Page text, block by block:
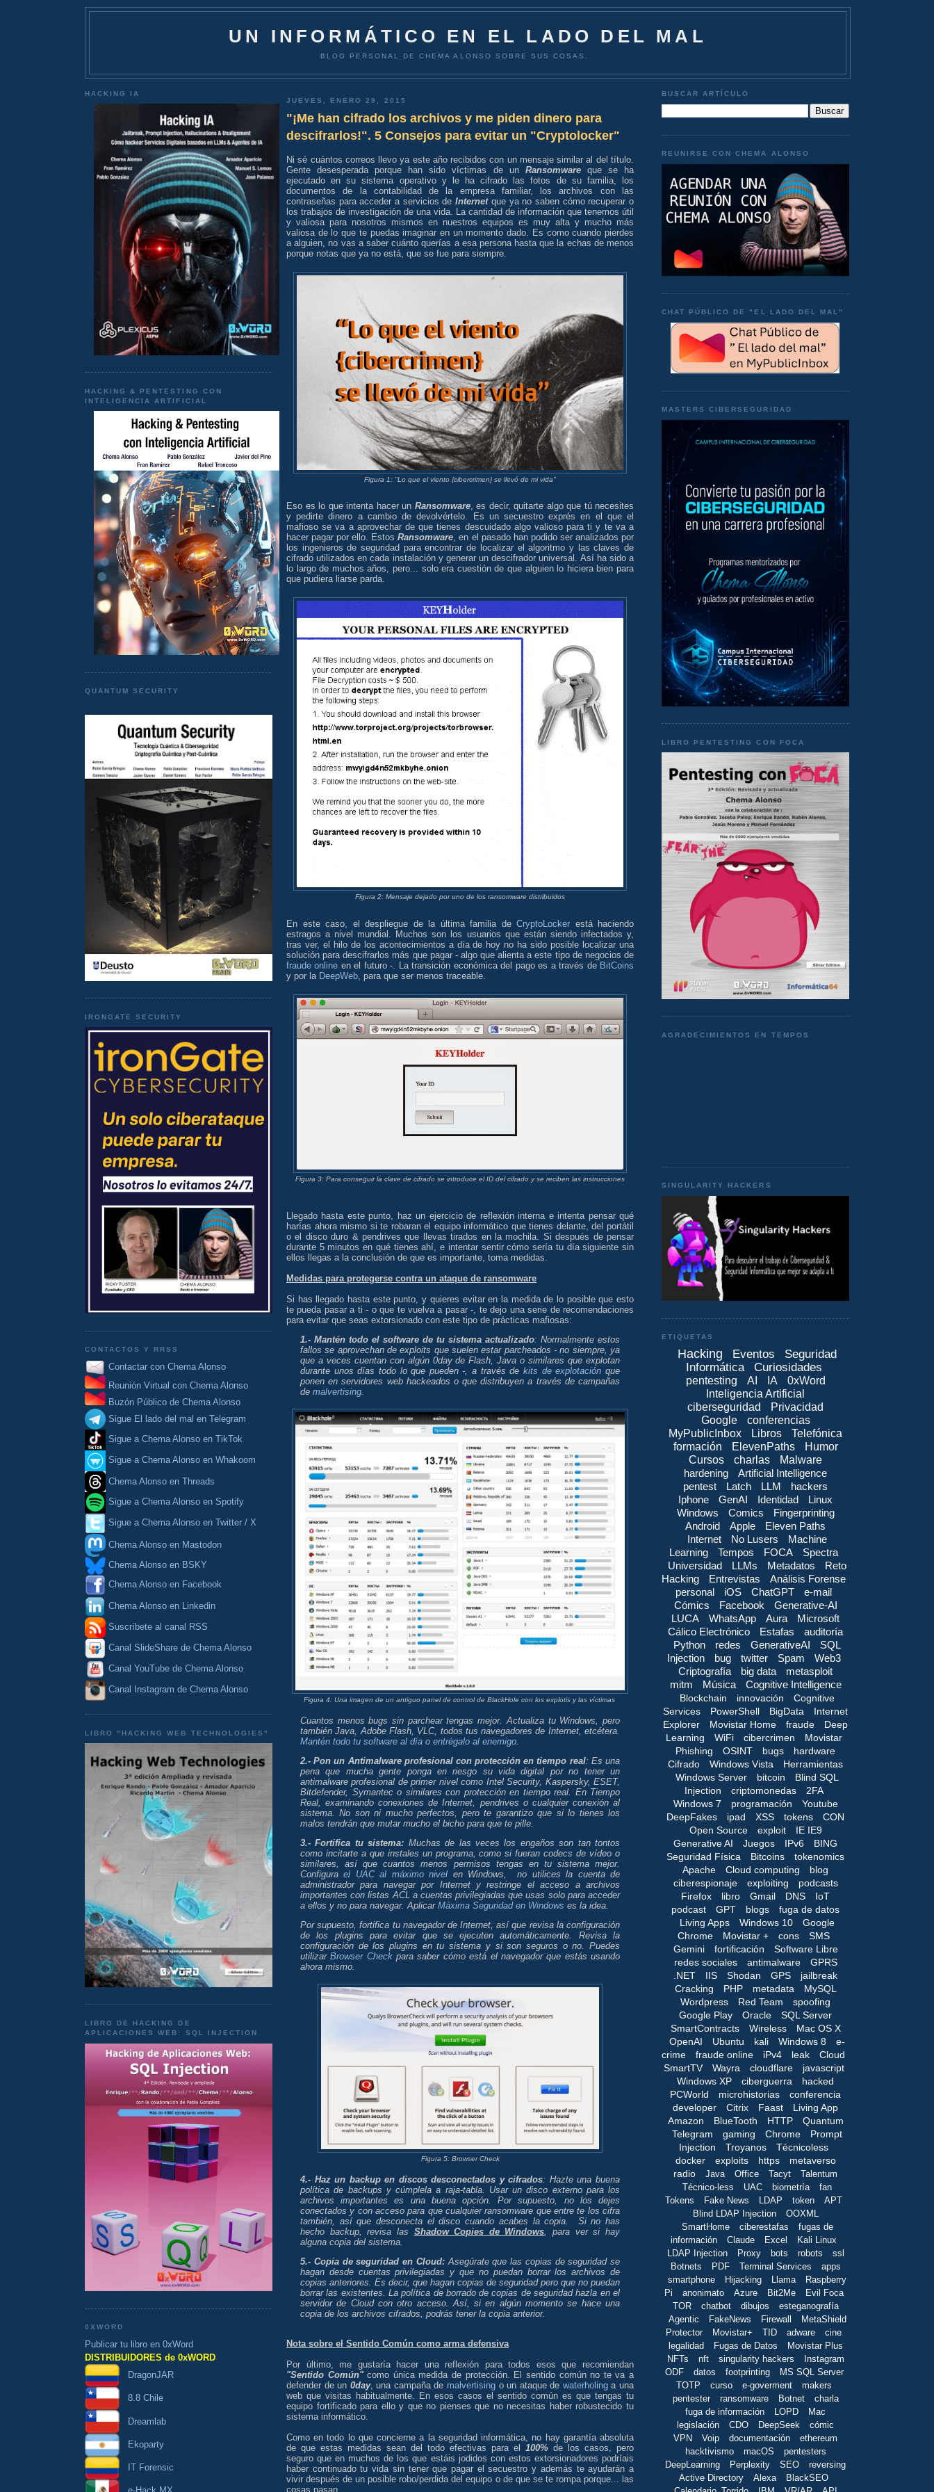
UN INFORMÁTICO EN EL LADO DEL MAL
BLOG PERSONAL DE CHEMA ALONSO SOBRE SUS COSAS.
HACKING IA
HACKING & PENTESTING CON
INTELIGENCIA ARTIFICIAL
QUANTUM SECURITY
IRONGATE SECURITY
CONTACTOS Y RRSS
Contactar con Chema Alonso
Reunión Virtual con Chema Alonso
Buzón Público de Chema Alonso
Sigue El lado del mal en Telegram
Sigue a Chema Alonso en TikTok
Sigue a Chema Alonso en Whakoom
Chema Alonso en Threads
Sigue a Chema Alonso en Spotify
Sigue a Chema Alonso en Twitter / X
Chema Alonso en Mastodon
Chema Alonso en BSKY
Chema Alonso en Facebook
Chema Alonso en Linkedin
Suscríbete al canal RSS
Canal SlideShare de Chema Alonso
Canal YouTube de Chema Alonso
Canal Instagram de Chema Alonso
LIBRO "HACKING WEB TECHNOLOGIES"
LIBRO DE HACKING DE
APLICACIONES WEB: SQL INJECTION
0XWORD
Publicar tu libro en 0xWord
DISTRIBUIDORES de 0xWORD
DragonJAR
8.8 Chile
Dreamlab
Ekoparty
IT Forensic
JUEVES, ENERO 29, 2015
"¡Me han cifrado los archivos y me piden dinero para
descifrarlos!". 5 Consejos para evitar un "Cryptolocker"
Ni sé cuántos correos llevo ya este año recibidos con un mensaje similar al del título.
Gente desesperada porque han sido víctimas de un Ransomwareque se ha
ejecutado en su sistema operativo y le ha cifrado las fotos de su familia, los
documentos de la contabilidad de la empresa familiar, los archivos con las
contraseñas para acceder a servicios deInternetque ya no saben cómo recuperar o
los trabajos de investigación de una vida. La cantidad de información que tenemos útil
y valiosa para nosotros mismos en nuestros equipos es muy alta y mucho más
valiosa de lo que te puedas imaginar en un momento dado. Es como cuando pierdes
a alguien, no vas a saber cuánto querías a esa persona hasta que la echas de menos
porque notas que ya no está, que se fue para siempre.
Figura 1: "Lo que el viento {cibercrimen} se llevó de mi vida"
Eso es lo que intenta hacer un Ransomware, es decir, quitarte algo que tú necesites
y pedirte dinero a cambio de devolvértelo. Es un secuestro exprés en el que el
mafioso se va a aprovechar de que tienes descuidado algo valioso para ti y te va a
hacer pagar por ello. EstosRansomware, en el pasado han podido ser analizados por
los ingenieros de seguridad para encontrar de localizar el algoritmo y las claves de
cifrado utilizados en cada instalación y generar un descifrador universal. Así ha sido a
lo largo de muchos años, pero... solo era cuestión de que alguien lo hiciera bien para
que pudiera liarse parda.
Figura 2: Mensaje dejado por uno de los ransomware distribuidos
En este caso, el despliegue de la última familia de CryptoLocker está haciendo
estragos a nivel mundial. Muchos son los usuarios que están siendo infectados y,
tras ver, el hilo de los acontecimientos a día de hoy no ha sido posible localizar una
solución para descifrarlos más que pagar - algo que alienta a este tipo de negocios de
fraude online en el futuro -. La transición económica del pago es a través de BitCoins
y por la DeepWeb , para que ser menos traceable.
Figura 3: Para conseguir la clave de cifrado se introduce el ID del cifrado y se reciben las instrucciones
Llegado hasta este punto, haz un ejercicio de reflexión interna e intenta pensar qué
harías ahora mismo si te robaran el equipo informático que tienes delante, del portátil
o el disco duro & pendrives que llevas tirados en la mochila. Si después de pensar
durante 5 minutos en qué tienes ahí, e intentar sentir cómo sería tu día siguiente sin
ellos llegas a la conclusión de que es importante, toma medidas.
Medidas para protegerse contra un ataque de ransomware
Si has llegado hasta este punto, y quieres evitar en la medida de lo posible que esto
te pueda pasar a ti - o que te vuelva a pasar -, te dejo una serie de recomendaciones
para evitar que seas extorsionado con este tipo de prácticas mafiosas:
1.- Mantén todo el software de tu sistema actualizado: Normalmente estos
fallos se aprovechan de exploits que suelen estar parcheados - no siempre, ya
que a veces cuentan con algún 0day de Flash, Java o similares que explotan
durante unos días todo lo que pueden -, a través dekits de explotación que
ponen en servidores web hackeados o que distribuyen a través de campañas
de malvertising.
Figura 4: Una imagen de un antiguo panel de control de BlackHole con los explotis y las víctimas
Cuantos menos bugs sin parchear tengas mejor. Actualiza tu Windows, pero
también Java, Adobe Flash, VLC, todos tus navegadores de Internet, etcétera.
Mantén todo tu software al día o entrégalo al enemigo.
2.- Pon un Antimalware profesional con protección en tiempo real: Es una
pena que mucha gente ponga en riesgo su vida digital por no tener un
antimalware profesional de primer nivel como Intel Security, Kaspersky, ESET,
Bitdefender, Symantec o similares con protección en tiempo real. En Tiempo
Real, examinando conexiones de Internet, pendrives o cualquier conexión al
sistema. No son ni mucho perfectos, pero te garantizo que si lo tienes los
malos tendrán que mutar mucho el bicho para que te pille.
3.- Fortifica tu sistema: Muchas de las veces los engaños son tan tontos
como incitarte a que instales un programa, como si fueran codecs de vídeo o
similares, así que cuantos menos permisos tengas en tu sistema mejor.
Configurael UAC al máximo nivel en Windows, no utilices la cuenta de
administrador para navegar por Internet y restringe el acceso a archivos
importantes con listas ACL a cuentas privilegiadas que usas solo para acceder
a ellos y no para navegar. Aplicar Máxima Seguridad en Windows es la idea.
Por supuesto, fortifica tu navegador de Internet, así que revisa la configuración
de los plugins para evitar que se ejecuten automáticamente. Revisa la
configuración de los plugins en tu sistema y si son seguros o no. Puedes
utilizarBrowser Checkpara saber cómo está el navegador que estás usando
ahora mismo.
Figura 5: Browser Check
4.- Haz un backup en discos desconectados y cifrados: Hazte una buena
política de backups y cúmplela a raja-tabla. Usar un disco externo para los
archivos importantes es una buena opción. Por supuesto, no los dejes
conectados y con acceso para que cualquier ransomware que entre te los cifra
también, así que desconecta el disco cuando acabes la copia.
Si no has
hecho backup, revisa las Shadow Copies de Windows, para ver si hay
alguna copia del sistema.
5.- Copia de seguridad en Cloud:Asegúrate que las copias de seguridad se
hagan desde cuentas privilegiadas y que no puedan borrar los archivos de
copias anteriores. Es decir, que hagan copias de seguridad pero que no puedan
borrar las existentes. La política de borrado de copias de seguridad hazla en el
servidor de Cloud con otro acceso. Así, si en algún momento se hace una
copia de los archivos cifrados, podrás tener la copia anterior.
Nota sobre el Sentido Común como arma defensiva
Por último, me gustaría hacer una reflexión para todos esos que recomiendan
"Sentido Común"como única medida de protección. El sentido común no te va a
defender de un 0day, una campaña de malvertising o un ataque de waterholinga una
web que visitas habitualmente. En esos casos el sentido común es que tengas tu
equipo fortificado para ello y que no pienses que no necesitas haber robustecido tu
sistema informático.
Como en todo lo que concierne a la seguridad informática, no hay garantía absoluta
de que estas medidas sean del todo efectivas para el 100% de los casos, pero
seguro que en muchos de los que estáis jodidos con estos extorsionadores podríais
haber continuado tu vida sin tener que pagar el secuestro y además te ayudarán a
vivir después de un posible robo/perdida del equipo o de que se te rompa porque... las
cosas pasan.
BUSCAR ARTÍCULO
REUNIRSE CON CHEMA ALONSO
CHAT PÚBLICO DE "EL LADO DEL MAL"
MASTERS CIBERSEGURIDAD
LIBRO PENTESTING CON FOCA
AGRADECIMIENTOS EN TEMPOS
SINGULARITY HACKERS
ETIQUETAS
Hacking Eventos
Seguridad
Informática
Curiosidades
pentesting AI IA
0xWord
Inteligencia Artificial
ciberseguridad
Privacidad
Google
conferencias
MyPublicInbox
Libros
Telefónica
formación
ElevenPaths
Humor
Cursos
charlas
Malware
hardening
Artificial Intelligence
pentest
Latch LLM
hackers
Iphone
GenAI Identidad
Linux
Windows
Comics
Fingerprinting
Android
Apple
Eleven Paths
Internet
No Lusers
Machine
Learning
Tempos FOCA
Spectra
Universidad
LLMs Metadatos
Reto
Hacking
Entrevistas
Análisis Forense
personal
iOS ChatGPT
e-mail
Cómics
Facebook
Generative-AI
LUCA
WhatsApp Aura
Microsoft
Cálico Electrónico
Estafas
auditoría
Python
redes GenerativeAI
SQL
Injection
bug twitter Spam
Web3
Criptografía
big data
metasploit
mitm
Música Cognitive Intelligence
Blockchain innovación
Cognitive
Services
PowerShell BigData
Internet
Explorer
Movistar Home fraude
Deep
Learning
WiFi cibercrimen
Movistar
Phishing
OSINT bugs
hardware
Cifrado
Windows Vista
Herramientas
Windows Server
bitcoin
Blind SQL
Injection
criptomonedas
2FA
Windows 7
programación
Youtube
DeepFakes
ipad XSS tokens
CON
Open Source
exploit
IE IE9
Generative AI
Juegos IPv6
BING
Seguridad Física
Bitcoins
tokenomics
Apache
Cloud computing
blog
ciberespionaje
exploiting
podcasts
Firefox
libro Gmail DNS
IoT
podcast
GPT blogs
fuga de datos
Living Apps
Windows 10
Google
Chrome
Movistar + cons
SMS
Gemini
fortificación
Software Libre
redes sociales
antimalware
GPRS
.NET
IIS Shodan GPS
jailbreak
Cracking
PHP metadata
MySQL
Wordpress
Red Team
spoofing
Google Play
Oracle
SQL Server
SmartContracts
Wireless
Mac OS X
OpenAI
Ubuntu kali Windows 8
e-
crime
fraude online iPv4 leak
Cloud
SmartTV
Wayra cloudflare
javascript
Windows XP
ciberguerra
hacked
PCWorld
microhistorias
conferencia
developer
Citrix Faast
Living App
Amazon
BlueTooth HTTP
Quantum
Telegram
gaming Chrome
Prompt
Injection
Troyanos
Técnicoless
docker
exploits https
metaverso
radio
Java Office Tacyt
Talentum
Técnico-less
UAC biometría
fan
Tokens
Fake News LDAP token
APT
Blind LDAP Injection
OOXML
SmartHome
ciberestafas
fugas de
información
Claude Excel
Kali Linux
LDAP Injection
Proxy bots robots
ssl
Botnets
PDF Terminal Services
apps
smartphone
Hijacking Llama
Raspberry
Pi
anonimato Azure Bit2Me
Evil Foca
TOR
chatbot dibujos
esteganografía
Agentic
FakeNews Firewall
MetaShield
Protector
Movistar+ TID adware
cine
legalidad
Fugas de Datos
Movistar Plus
NFTs
nft singularity hackers
Instagram
ODF
datos footprinting
MS SQL Server
TOTP
curso e-goverment
makers
pentester
ransomware Botnet
charla
fuga de información
LOPD
Mac
legislación
CDO DeepSeek
cómic
VPN
Voip documentación
ethereum
hacktivismo
macOS
pentesters
DeepLearning
Perplexity SEO
reversing
Active Directory
Alexa
BlackSEO